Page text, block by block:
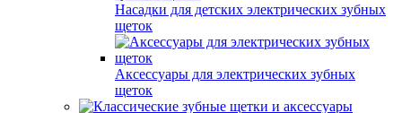
Насадки для детских электрических зубных
щеток
Аксессуары для электрических зубных
щеток